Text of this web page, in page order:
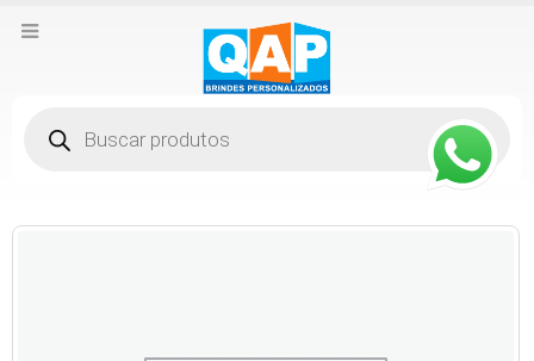
produtos